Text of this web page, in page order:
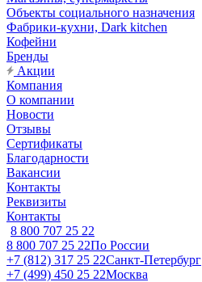
Объекты социального назначения
Фабрики-кухни, Dark kitchen
Кофейни
Бренды
Акции
Компания
О компании
Новости
Отзывы
Сертификаты
Благодарности
Вакансии
Контакты
Реквизиты
Контакты
8 800 707 25 22
8 800 707 25 22По России
+7 (812) 317 25 22Санкт-Петербург
+7 (499) 450 25 22Москва